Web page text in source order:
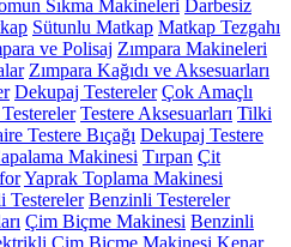
Sıkma Makineleri Darbesiz
Sütunlu Matkap Matkap Tezgahı
ve Polisaj Zımpara Makineleri
Zımpara Kağıdı ve Aksesuarları
Dekupaj Testereler Çok Amaçlı
Testere Aksesuarları Tilki
Testere Bıçağı Dekupaj Testere
Makinesi Tırpan Çit
Yaprak Toplama Makinesi
Testereler Benzinli Testereler
Çim Biçme Makinesi Benzinli
Çim Biçme Makinesi Kenar